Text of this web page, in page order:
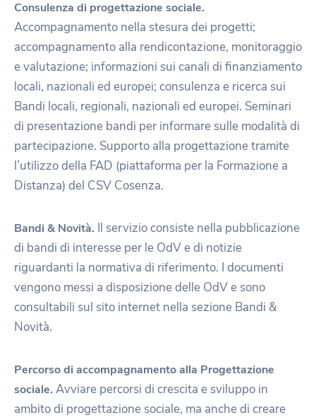
Consulenza di progettazione sociale.
Accompagnamento nella stesura dei progetti;
accompagnamento alla rendicontazione, monitoraggio
e valutazione; informazioni sui canali di finanziamento
locali, nazionali ed europei; consulenza e ricerca sui
Bandi locali, regionali, nazionali ed europei. Seminari
di presentazione bandi per informare sulle modalità di
partecipazione. Supporto alla progettazione tramite
l’utilizzo della FAD (piattaforma per la Formazione a
Distanza) del CSV Cosenza.
Bandi & Novità. Il servizio consiste nella pubblicazione
di bandi di interesse per le OdV e di notizie
riguardanti la normativa di riferimento. I documenti
vengono messi a disposizione delle OdV e sono
consultabili sul sito internet nella sezione Bandi &
Novità.
Percorso di accompagnamento alla Progettazione
sociale. Avviare percorsi di crescita e sviluppo in
ambito di progettazione sociale, ma anche di creare